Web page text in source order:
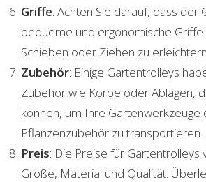
Griffe: Achten Sie darauf, dass der
bequeme und ergonomische Griffe
Schieben oder Ziehen zu
Zubehör: Einige Gartentrolleys
Zubehör wie Körbe oder Ablagen,
können, um Ihre Gartenwerkzeuge
Pflanzenzubehör zu transportieren.
Preis: Die Preise für Gartentrolleys
Größe, Material und Qualität.